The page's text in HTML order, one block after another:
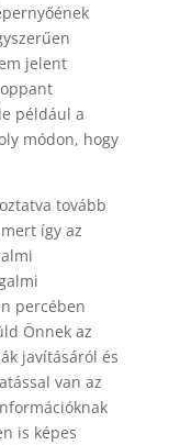
jelent
például a
módon, hogy
tovább
így az
percében
Önnek az
javításáról és
van az
is képes